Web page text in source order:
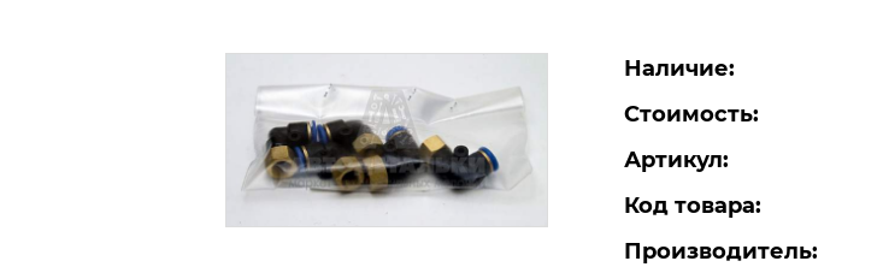
Наличие:
Стоимость:
Артикул:
Код товара:
Производитель: